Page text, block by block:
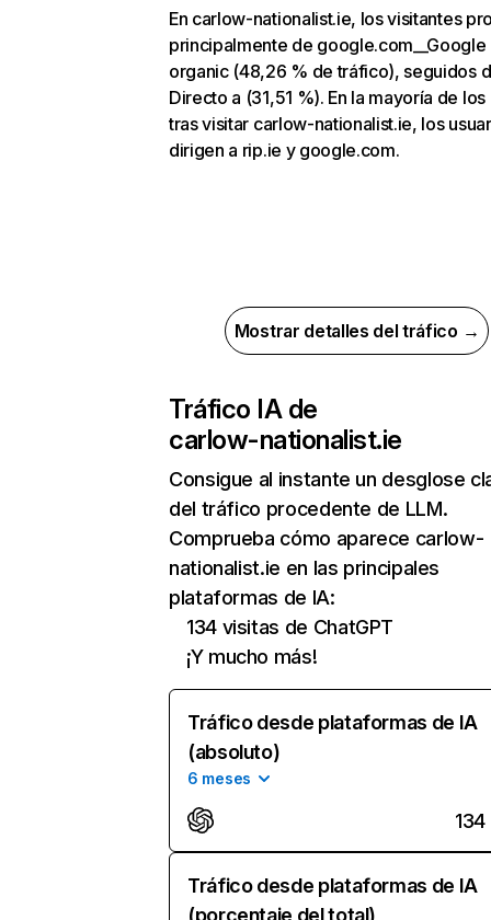
En carlow-nationalist.ie, los visitantes
principalmente de google.com__Google
organic (48,26 % de tráfico), seguidos
Directo a (31,51 %). En la mayoría de los
tras visitar carlow-nationalist.ie, los
dirigen a rip.ie y google.com.
Mostrar detalles del tráfico →
Tráfico IA de
carlow-nationalist.ie
Consigue al instante un desglose
del tráfico procedente de LLM.
Comprueba cómo aparece carlow-
nationalist.ie en las principales
plataformas de IA:
134 visitas de ChatGPT
¡Y mucho más!
Tráfico desde plataformas de IA
(absoluto)
6 meses
134
Tráfico desde plataformas de IA
(porcentaje del total)